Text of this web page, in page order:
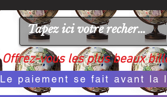
Offrez-vous les plus beaux
Le paiement se fait avant la